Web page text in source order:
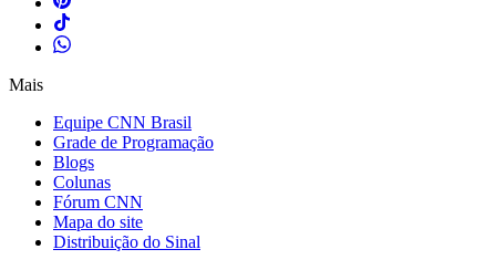
Mais
Equipe CNN Brasil
Grade de Programação
Blogs
Colunas
Fórum CNN
Mapa do site
Distribuição do Sinal